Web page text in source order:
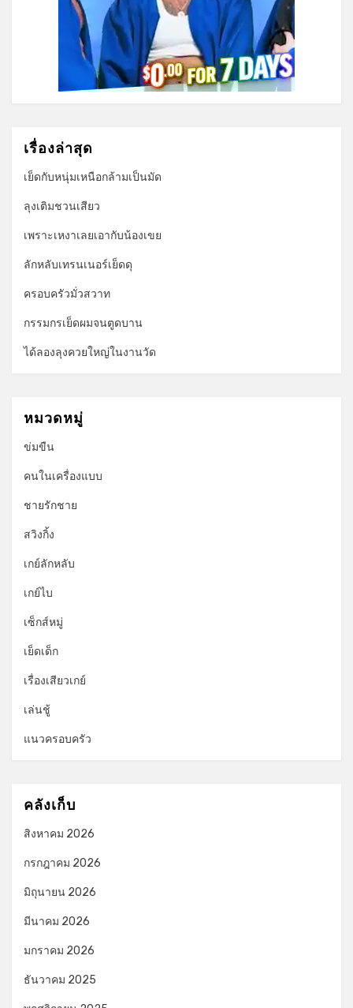
เรื่องล่าสุด
เย็ดกับหนุ่มเหนือกล้ามเป็นมัด
ลุงเติมชวนเสียว
เพราะเหงาเลยเอากับน้องเขย
ลักหลับเทรนเนอร์เย็ดดุ
ครอบครัวมั่วสวาท
กรรมกรเย็ดผมจนตูดบาน
ได้ลองลุงควยใหญ่ในงานวัด
หมวดหมู่
ข่มขืน
คนในเครื่องแบบ
ชายรักชาย
สวิงกิ้ง
เกย์ลักหลับ
เกย์ไบ
เซ็กส์หมู่
เย็ดเด็ก
เรื่องเสียวเกย์
เล่นชู้
แนวครอบครัว
คลังเก็บ
สิงหาคม 2026
กรกฎาคม 2026
มิถุนายน 2026
มีนาคม 2026
มกราคม 2026
ธันวาคม 2025